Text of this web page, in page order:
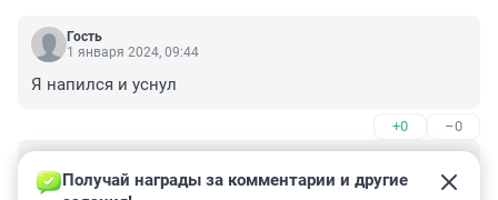
Гость
1 января 2024, 09:44
Я напился и уснул
+0 –0
1 января 2024, 04:49
Получай награды за комментарии и другие